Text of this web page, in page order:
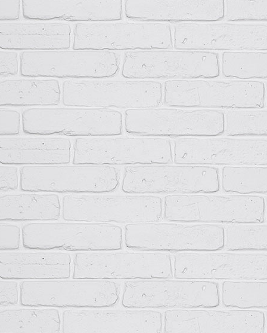
Шкафы и щиты ПР11 представляют собой сварную
устройства защиты и коммутации (автоматические
выключатели нагрузки и др. при необходимости), с дверцей,
встраиваемом (утопленном) исполнении, с вводными зажимами
НКУ типа ПР11 поставляются комплектно с встроенной
Вводные зажимы изделия обеспечивают присоединение
В нижней части НКУ ПР11 расположены нулевая рабочая и
питающих кабелей или проводов и заземляется корпус
нулевой защитной шиной может быть установлена перемычка.
различного сечения с помощью кабельного наконечника.
Технические данные
Ток вводного автоматического выключателя, А 100;
Напряжение рабочее, В 230/
TN-
Способ установки
Степень защиты IP31,
Климатическое исполнение
Высота над уровнем моря, м Не